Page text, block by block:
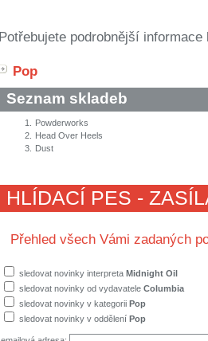
Potřebujete podrobnější
Pop
Seznam skladeb
1.
Powderworks
2.
Head Over Heels
3.
Dust
HLÍDACÍ PES -
Přehled všech Vámi zadaných
sledovat novinky interpreta Midnight Oil
sledovat novinky od vydavatele Columbia
sledovat novinky v kategorii Pop
sledovat novinky v oddělení Pop